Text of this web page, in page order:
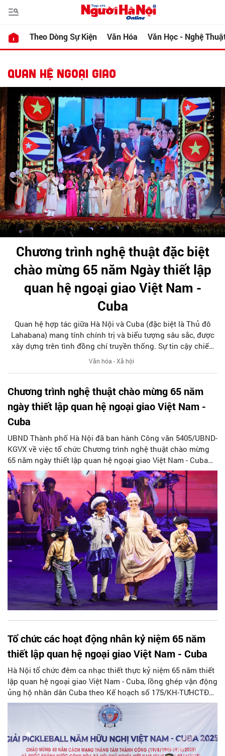
Theo Dòng Sự Kiện Văn Hóa Văn Học - Nghệ
QUAN HỆ NGOẠI GIAO
Chương trình nghệ thuật đặc biệt
chào mừng 65 năm Ngày thiết lập
quan hệ ngoại giao Việt Nam -
Cuba
Quan hệ hợp tác giữa Hà Nội và Cuba (đặc biệt là Thủ đô
Lahabana) mang tính chính trị và biểu tượng sâu sắc, được
xây dựng trên tình đồng chí truyền thống. Sự tin cậy chiến
lược được củng cố qua các cuộc trao đổi cấp cao thường
xuyên giữa Thành ủy hai Thủ đô.
Văn hóa - Xã hội
Chương trình nghệ thuật chào mừng 65 năm
ngày thiết lập quan hệ ngoại giao Việt Nam -
Cuba
UBND Thành phố Hà Nội đã ban hành Công văn 5405/UBND-
KGVX về việc tổ chức Chương trình nghệ thuật chào mừng
65 năm ngày thiết lập quan hệ ngoại giao Việt Nam - Cuba
(02/12/1960 - 02/12/2025).
Tổ chức các hoạt động nhân kỷ niệm 65 năm
thiết lập quan hệ ngoại giao Việt Nam - Cuba
Hà Nội tổ chức đêm ca nhạc thiết thực kỷ niệm 65 năm thiết
lập quan hệ ngoại giao Việt Nam - Cuba, lồng ghép vận động
ủng hộ nhân dân Cuba theo Kế hoạch số 175/KH-TƯHCTĐ
của Trung ương Hội Chữ Thập đỏ Việt Nam...